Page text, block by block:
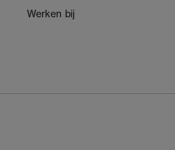
Werken bij